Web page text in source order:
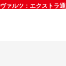
ァルツ：エクストラ